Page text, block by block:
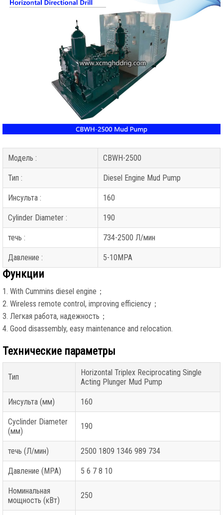
Модель : CBWH-2500
Тип : Diesel Engine Mud Pump
Инсульта : 160
Cylinder Diameter : 190
течь : 734-2500 Л/мин
Давление : 5-10MPA
Функции
1. With Cummins diesel engine ；
2. Wireless remote control, improving efficiency ；
3. Легкая работа, надежность；
4. Good disassembly, easy maintenance and relocation.
Технические параметры
Тип
Horizontal Triplex Reciprocating Single
Acting Plunger Mud Pump
Инсульта (мм) 160
Cyclinder Diameter
(мм)
190
течь (Л/мин) 2500 1809 1346 989 734
Давление (MPA) 5 6 7 8 10
Номинальная
мощность (кВт)
250